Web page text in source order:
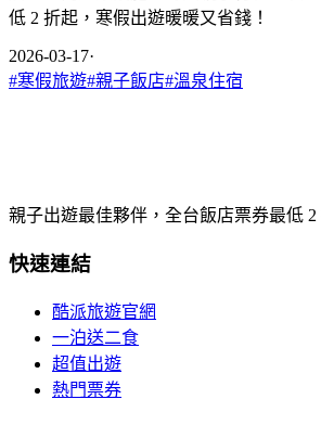
低 2 折起，寒假出遊暖暖又省錢！
2026-03-17·
#寒假旅遊#親子飯店#溫泉住宿
親子出遊最佳夥伴，全台飯店票券最低 2
快速連結
酷派旅遊官網
一泊送二食
超值出遊
熱門票券